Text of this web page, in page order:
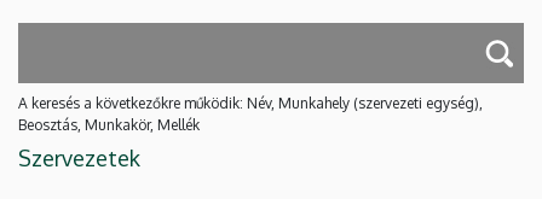
A keresés a következőkre működik: Név, Munkahely (szervezeti egység),
Beosztás, Munkakör, Mellék
Szervezetek